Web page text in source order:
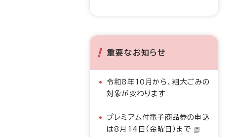
重要なお知らせ
令和8年10月から、粗大ごみの
対象が変わります
プレミアム付電子商品券の申込
は8月14日（金曜日）まで